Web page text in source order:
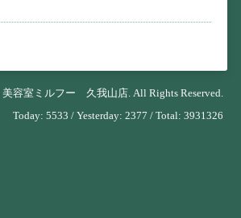
美容室ミルフー 久我山店 . All Rights Reserved.
Today: 5533 / Yesterday: 2377 / Total: 3931326